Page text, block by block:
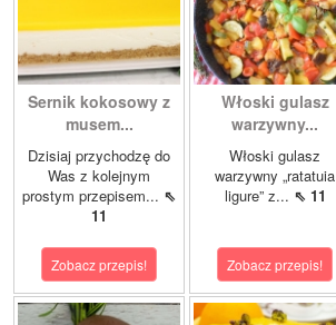
Sernik kokosowy z
musem...
Dzisiaj przychodzę do
Was z kolejnym
prostym przepisem... ⇖
11
Zobacz przepis!
Włoski gulasz
warzywny...
Włoski gulasz
warzywny „ratatuia
ligure” z... ⇖ 11
Zobacz przepis!